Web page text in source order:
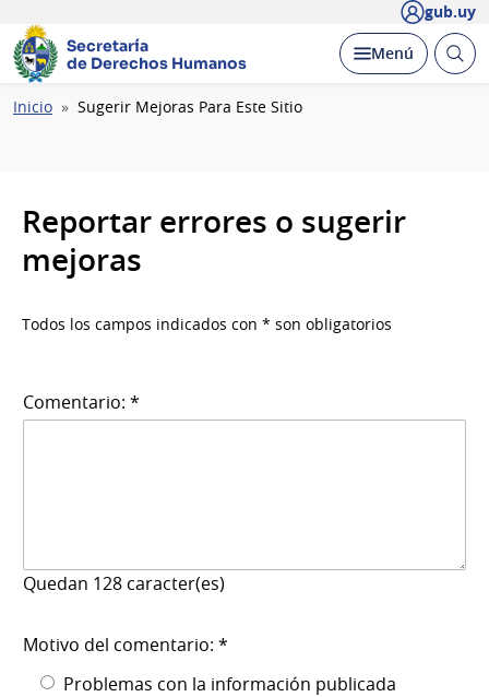
gub.uy
Secretaría
de Derechos Humanos
Desplegar
Menú Abrir
Ruta
Inicio Sugerir Mejoras Para Este Sitio
Reportar errores o sugerir
mejoras
Todos los campos indicados con * son obligatorios
Comentario: *
Quedan 128 caracter(es)
Motivo del comentario: *
Problemas con la información publicada